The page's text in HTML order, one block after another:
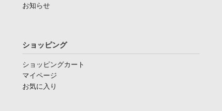
お知らせ
ショッピング
ショッピングカート
マイページ
お気に入り